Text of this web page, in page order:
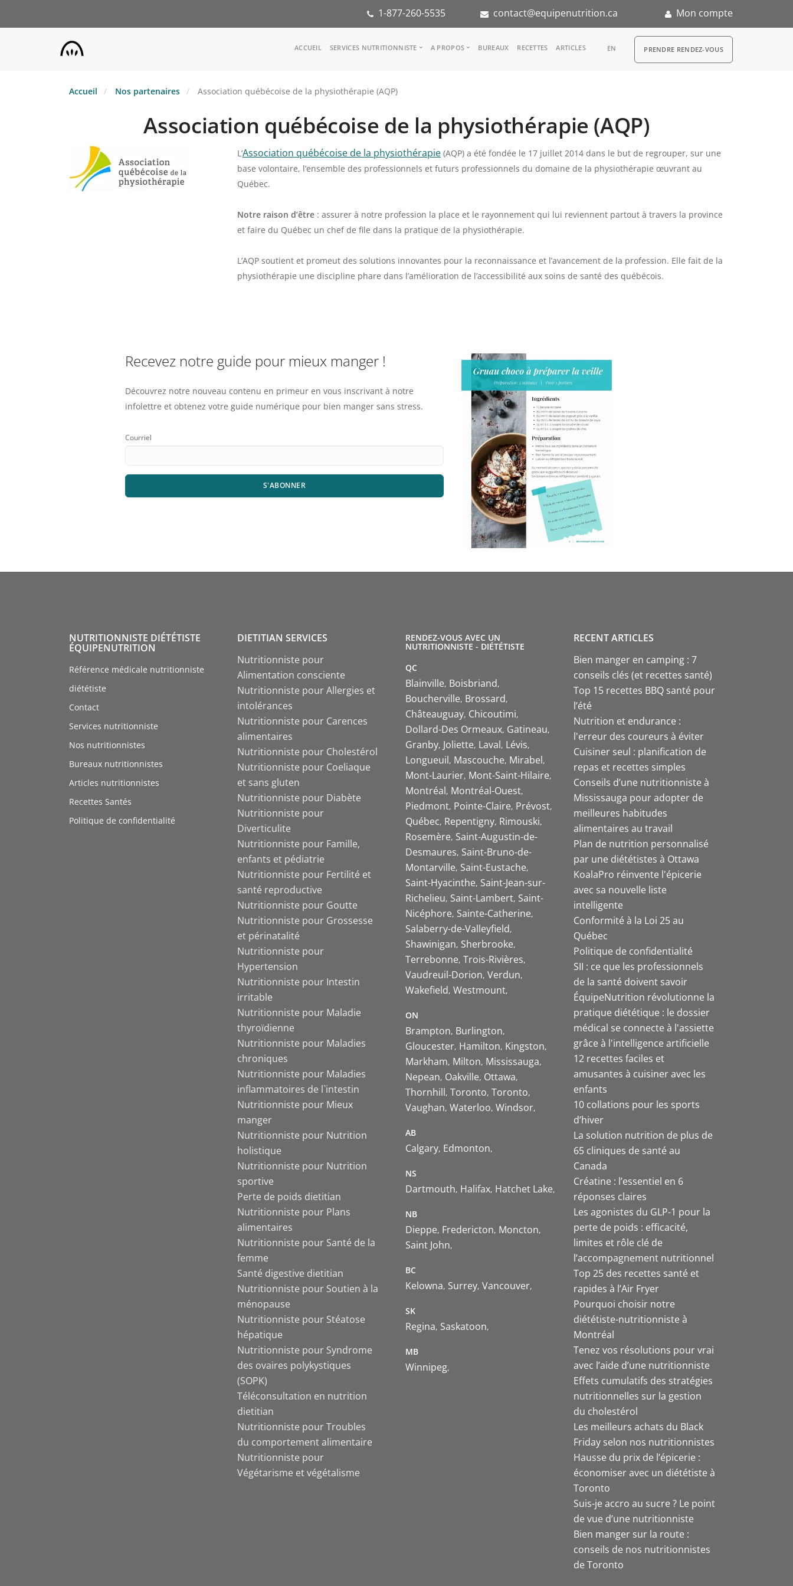
1-877-260-5535 contact@equipenutrition.ca Mon compte
Main
ACCUEIL SERVICES NUTRITIONNISTE
Référence médicale
Groupes d'inspiration
KoalaPro
A PROPOS
Partenaires
Stage en nutrition
Carrières
FAQ
BUREAUX RECETTES ARTICLES EN RDV
PRENDRE RENDEZ-VOUS
Accueil Nos partenaires Association québécoise de la physiothérapie (AQP)
Association québécoise de la physiothérapie (AQP)
L’Association québécoise de la physiothérapie (AQP) a été fondée le 17 juillet 2014 dans le but de regrouper, sur une
base volontaire, l’ensemble des professionnels et futurs professionnels du domaine de la physiothérapie œuvrant au
Québec.
Notre raison d’être : assurer à notre profession la place et le rayonnement qui lui reviennent partout à travers la province
et faire du Québec un chef de file dans la pratique de la physiothérapie.
L’AQP soutient et promeut des solutions innovantes pour la reconnaissance et l’avancement de la profession. Elle fait de la
physiothérapie une discipline phare dans l’amélioration de l’accessibilité aux soins de santé des québécois.
Recevez notre guide pour mieux manger !
Découvrez notre nouveau contenu en primeur en vous inscrivant à notre
infolettre et obtenez votre guide numérique pour bien manger sans stress.
Courriel
S'ABONNER
NUTRITIONNISTE DIÉTÉTISTE
ÉQUIPENUTRITION
Référence médicale nutritionniste
diététiste
Contact
Services nutritionniste
Nos nutritionnistes
Bureaux nutritionnistes
Articles nutritionnistes
Recettes Santés
Politique de confidentialité
DIETITIAN SERVICES
Nutritionniste pour
Alimentation consciente
Nutritionniste pour Allergies et
intolérances
Nutritionniste pour Carences
alimentaires
Nutritionniste pour Cholestérol
Nutritionniste pour Coeliaque
et sans gluten
Nutritionniste pour Diabète
Nutritionniste pour
Diverticulite
Nutritionniste pour Famille,
enfants et pédiatrie
Nutritionniste pour Fertilité et
santé reproductive
Nutritionniste pour Goutte
Nutritionniste pour Grossesse
et périnatalité
Nutritionniste pour
Hypertension
Nutritionniste pour Intestin
irritable
Nutritionniste pour Maladie
thyroïdienne
Nutritionniste pour Maladies
chroniques
Nutritionniste pour Maladies
inflammatoires de l`intestin
Nutritionniste pour Mieux
manger
Nutritionniste pour Nutrition
holistique
Nutritionniste pour Nutrition
sportive
Perte de poids dietitian
Nutritionniste pour Plans
alimentaires
Nutritionniste pour Santé de la
femme
Santé digestive dietitian
Nutritionniste pour Soutien à la
ménopause
Nutritionniste pour Stéatose
hépatique
Nutritionniste pour Syndrome
des ovaires polykystiques
(SOPK)
Téléconsultation en nutrition
dietitian
Nutritionniste pour Troubles
du comportement alimentaire
Nutritionniste pour
Végétarisme et végétalisme
RENDEZ-VOUS AVEC UN
NUTRITIONNISTE - DIÉTÉTISTE
QC
Blainville Boisbriand
Boucherville Brossard
Châteauguay Chicoutimi
Dollard-Des Ormeaux Gatineau
Granby Joliette Laval Lévis
Longueuil Mascouche Mirabel
Mont-Laurier Mont-Saint-Hilaire
Montréal Montréal-Ouest
Piedmont Pointe-Claire Prévost
Québec Repentigny Rimouski
Rosemère Saint-Augustin-de-
Desmaures Saint-Bruno-de-
Montarville Saint-Eustache
Saint-Hyacinthe Saint-Jean-sur-
Richelieu Saint-Lambert Saint-
Nicéphore Sainte-Catherine
Salaberry-de-Valleyfield
Shawinigan Sherbrooke
Terrebonne Trois-Rivières
Vaudreuil-Dorion Verdun
Wakefield Westmount
ON
Brampton Burlington
Gloucester Hamilton Kingston
Markham Milton Mississauga
Nepean Oakville Ottawa
Thornhill Toronto Toronto
Vaughan Waterloo Windsor
AB
Calgary Edmonton
NS
Dartmouth Halifax Hatchet Lake
NB
Dieppe Fredericton Moncton
Saint John
BC
Kelowna Surrey Vancouver
SK
Regina Saskatoon
MB
Winnipeg
RECENT ARTICLES
Bien manger en camping : 7
conseils clés (et recettes santé)
Top 15 recettes BBQ santé pour
l’été
Nutrition et endurance :
l'erreur des coureurs à éviter
Cuisiner seul : planification de
repas et recettes simples
Conseils d’une nutritionniste à
Mississauga pour adopter de
meilleures habitudes
alimentaires au travail
Plan de nutrition personnalisé
par une diététistes à Ottawa
KoalaPro réinvente l'épicerie
avec sa nouvelle liste
intelligente
Conformité à la Loi 25 au
Québec
Politique de confidentialité
SII : ce que les professionnels
de la santé doivent savoir
ÉquipeNutrition révolutionne la
pratique diététique : le dossier
médical se connecte à l'assiette
grâce à l'intelligence artificielle
12 recettes faciles et
amusantes à cuisiner avec les
enfants
10 collations pour les sports
d’hiver
La solution nutrition de plus de
65 cliniques de santé au
Canada
Créatine : l’essentiel en 6
réponses claires
Les agonistes du GLP-1 pour la
perte de poids : efficacité,
limites et rôle clé de
l’accompagnement nutritionnel
Top 25 des recettes santé et
rapides à l’Air Fryer
Pourquoi choisir notre
diététiste-nutritionniste à
Montréal
Tenez vos résolutions pour vrai
avec l’aide d’une nutritionniste
Effets cumulatifs des stratégies
nutritionnelles sur la gestion
du cholestérol
Les meilleurs achats du Black
Friday selon nos nutritionnistes
Hausse du prix de l’épicerie :
économiser avec un diététiste à
Toronto
Suis-je accro au sucre ? Le point
de vue d’une nutritionniste
Bien manger sur la route :
conseils de nos nutritionnistes
de Toronto